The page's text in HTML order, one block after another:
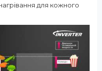
для кожного